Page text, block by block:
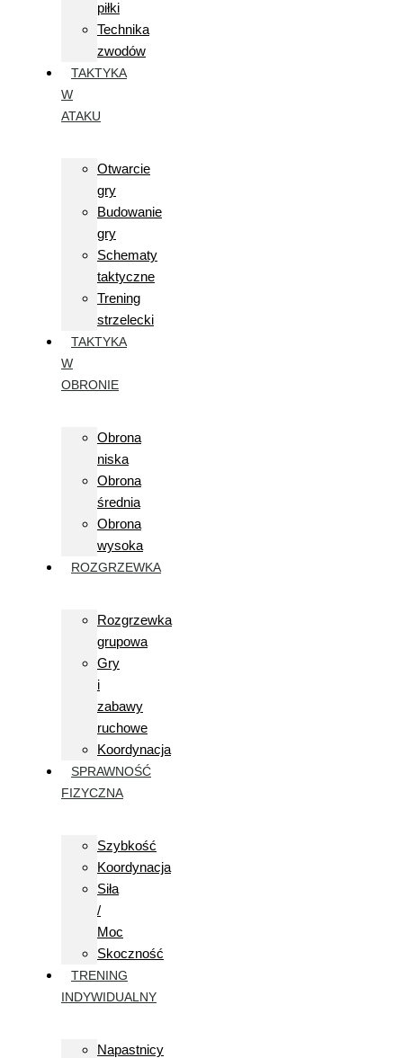
piłki
Technika
zwodów
TAKTYKA
W
ATAKU
Otwarcie
gry
Budowanie
gry
Schematy
taktyczne
Trening
strzelecki
TAKTYKA
W
OBRONIE
Obrona
niska
Obrona
średnia
Obrona
wysoka
ROZGRZEWKA
Rozgrzewka
grupowa
Gry
i
zabawy
ruchowe
Koordynacja
SPRAWNOŚĆ
FIZYCZNA
Szybkość
Koordynacja
Siła
/
Moc
Skoczność
TRENING
INDYWIDUALNY
Napastnicy